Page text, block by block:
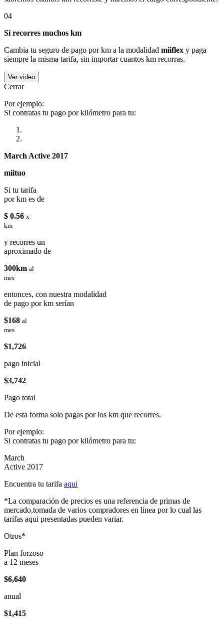
04
Si recorres muchos km
Cambia tu seguro de pago por km a la modalidad miiflex y paga
siempre la misma tarifa, sin importar cuantos km recorras.
Ver video
Cerrar
Por ejemplo:
Si contratas tu pago por kilómetro para tu:
March Active 2017
miituo
Si tu tarifa
por km es de
$ 0.56 x
km
y recorres un
aproximado de
300km al
mes
entonces, con nuestra modalidad
de pago por km serían
$168 al
mes
$1,726
pago inicial
$3,742
Pago total
De esta forma solo pagas por los km que recorres.
Por ejemplo:
Si contratas tu pago por kilómetro para tu:
March
Active 2017
Encuentra tu tarifa aqui
*La comparación de precios es una referencia de primas de
mercado,tomada de varios compradores en línea por lo cual las
tarifas aqui presentadas pueden variar.
Otros*
Plan forzoso
a 12 meses
$6,640
anual
$1,415